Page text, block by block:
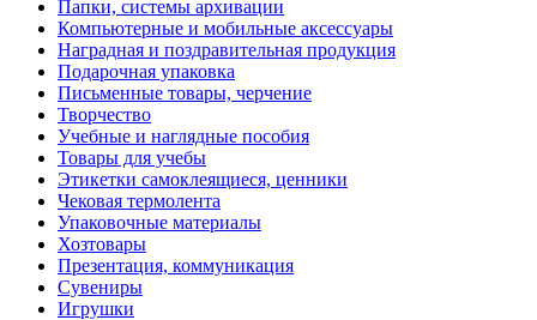
Папки, системы архивации
Компьютерные и мобильные аксессуары
Наградная и поздравительная продукция
Подарочная упаковка
Письменные товары, черчение
Творчество
Учебные и наглядные пособия
Товары для учебы
Этикетки самоклеящиеся, ценники
Чековая термолента
Упаковочные материалы
Хозтовары
Презентация, коммуникация
Сувениры
Игрушки